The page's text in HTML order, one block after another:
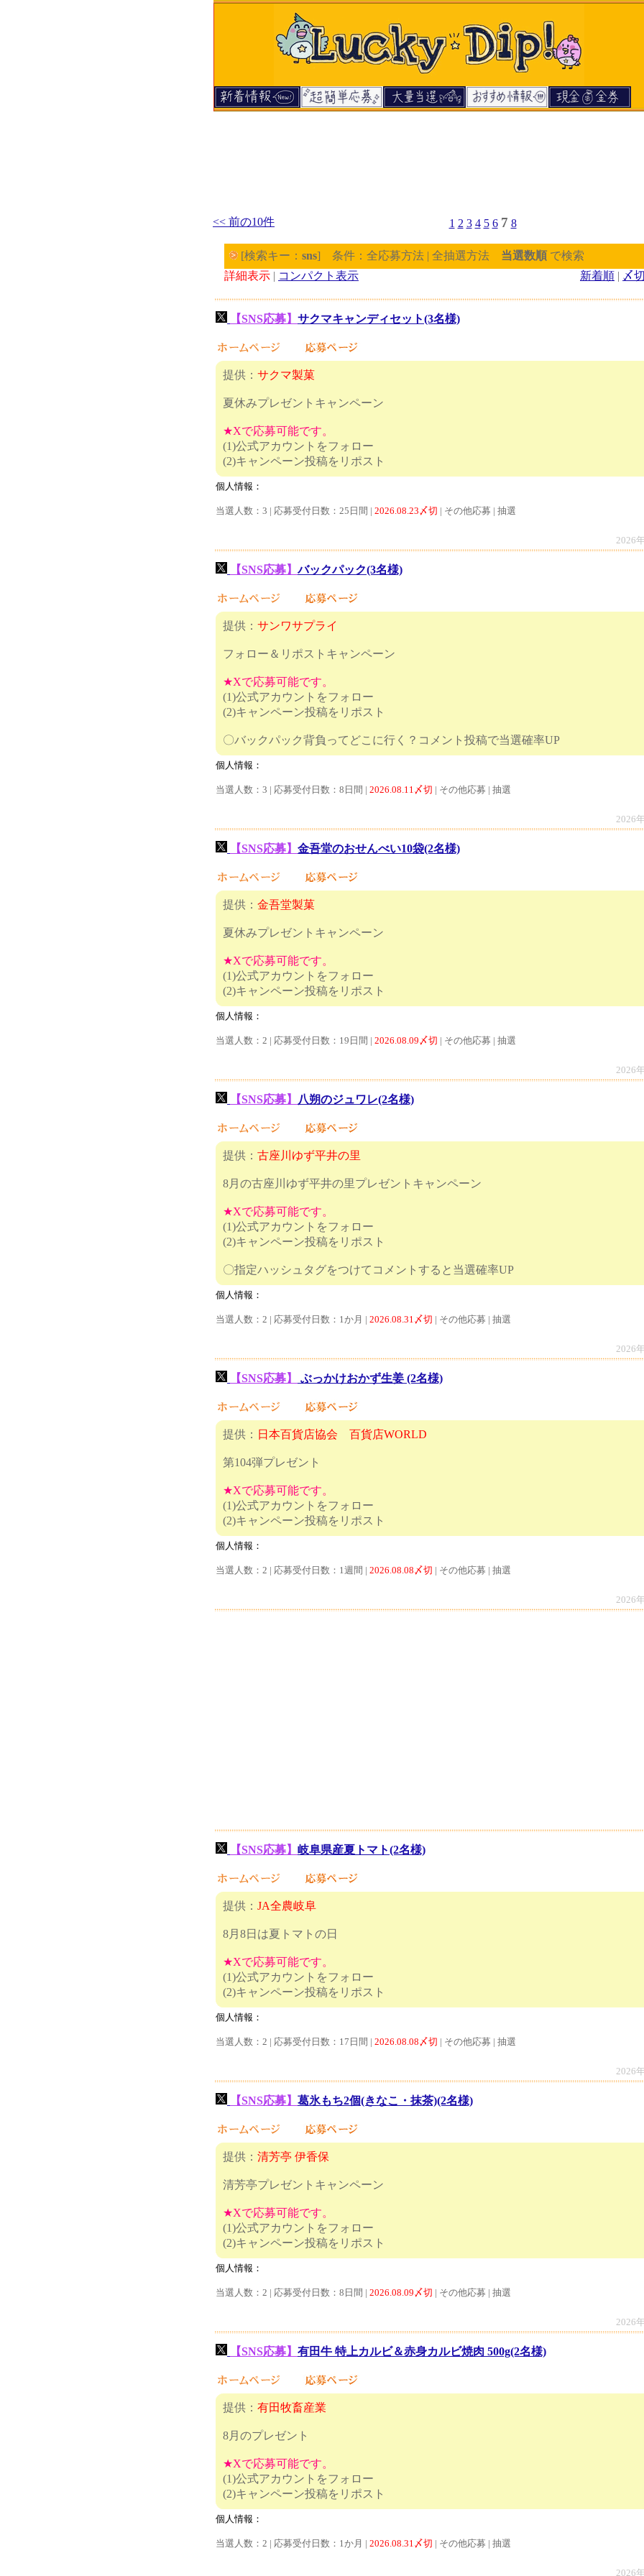
<< 前の10件 1 2 3 4 5 6 7 8
[検索キー： sns] 条件：全応募方法 | 全抽選方法 当選数順 で検索
詳細表示 | コンパクト表示 新着順 | 〆
【SNS応募】 サクマキャンディセット(3名様)
提供： サクマ製菓
夏休みプレゼントキャンペーン
★Xで応募可能です。
(1)公式アカウントをフォロー
(2)キャンペーン投稿をリポスト
個人情報：
当選人数：3 | 応募受付日数：25日間 | 2026.08.23〆切 | その他応募 | 抽選
2026
【SNS応募】バックパック(3名様)
提供： サンワサプライ
フォロー＆リポストキャンペーン
★Xで応募可能です。
(1)公式アカウントをフォロー
(2)キャンペーン投稿をリポスト
〇バックパック背負ってどこに行く？コメント投稿で当選
個人情報：
当選人数：3 | 応募受付日数：8日間 | 2026.08.11〆切 | その他応募 | 抽選
2026
【SNS応募】 金吾堂のおせんべい10袋(2名様)
提供： 金吾堂製菓
夏休みプレゼントキャンペーン
★Xで応募可能です。
(1)公式アカウントをフォロー
(2)キャンペーン投稿をリポスト
個人情報：
当選人数：2 | 応募受付日数：19日間 | 2026.08.09〆切 | その他応募 | 抽選
2026
【SNS応募】 八朔のジュワレ(2名様)
提供： 古座川ゆず平井の里
8月の古座川ゆず平井の里プレゼントキャンペーン
★Xで応募可能です。
(1)公式アカウントをフォロー
(2)キャンペーン投稿をリポスト
〇指定ハッシュタグをつけてコメントすると当選確率UP
個人情報：
当選人数：2 | 応募受付日数：1か月 | 2026.08.31〆切 | その他応募 | 抽選
2026
【SNS応募】 ぶっかけおかず生姜 (2名様)
提供： 日本百貨店協会 百貨店WORLD
第104弾プレゼント
★Xで応募可能です。
(1)公式アカウントをフォロー
(2)キャンペーン投稿をリポスト
個人情報：
当選人数：2 | 応募受付日数：1週間 | 2026.08.08〆切 | その他応募 | 抽選
2026
【SNS応募】 岐阜県産夏トマト(2名様)
提供： JA全農岐阜
8月8日は夏トマトの日
★Xで応募可能です。
(1)公式アカウントをフォロー
(2)キャンペーン投稿をリポスト
個人情報：
当選人数：2 | 応募受付日数：17日間 | 2026.08.08〆切 | その他応募 | 抽選
2026
【SNS応募】 葛氷もち2個(きなこ・抹茶)(2名様)
提供： 清芳亭 伊香保
清芳亭プレゼントキャンペーン
★Xで応募可能です。
(1)公式アカウントをフォロー
(2)キャンペーン投稿をリポスト
個人情報：
当選人数：2 | 応募受付日数：8日間 | 2026.08.09〆切 | その他応募 | 抽選
2026
【SNS応募】 有田牛 特上カルビ＆赤身カルビ焼肉 500g(2名様)
提供： 有田牧畜産業
8月のプレゼント
★Xで応募可能です。
(1)公式アカウントをフォロー
(2)キャンペーン投稿をリポスト
個人情報：
当選人数：2 | 応募受付日数：1か月 | 2026.08.31〆切 | その他応募 | 抽選
2026